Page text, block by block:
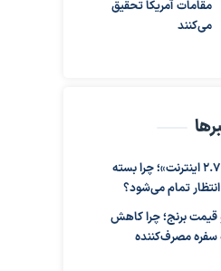
مقامات آمریکا تحقیق
می‌کنند
معمای «ضریب ۲.۷ اینترنت»؛ چرا بسته
انتظار تمام می‌شود؟
برنج؛ چرا کاهش
مصرف‌کننده